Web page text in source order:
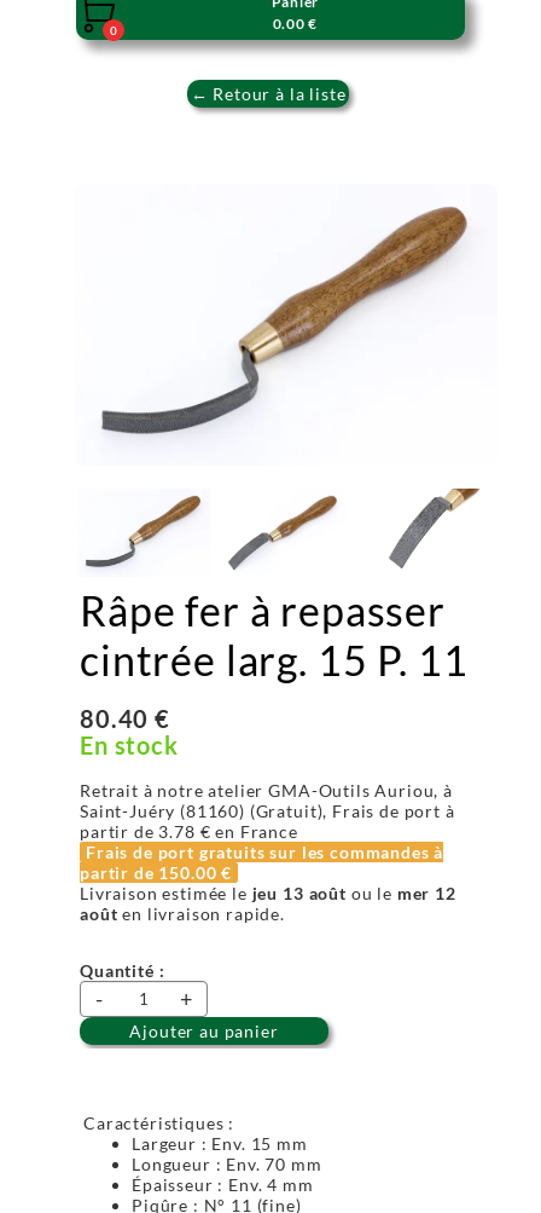

0
0.00 €
← Retour à la liste
Râpe fer à repasser
cintrée larg. 15 P. 11
80.40 €
En stock
Retrait à notre atelier GMA-Outils Auriou, à
Saint-Juéry (81160) (Gratuit), Frais de port à
partir de 3.78 € en France
Frais de port gratuits sur les commandes à
partir de 150.00 €
Livraison estimée le jeu 13 août ou le mer 12
août en livraison rapide.
Quantité :
- +
Ajouter au panier
Caractéristiques :
Largeur : Env. 15 mm
Longueur : Env. 70 mm
Épaisseur : Env. 4 mm
Piqûre : N° 11 (fine)